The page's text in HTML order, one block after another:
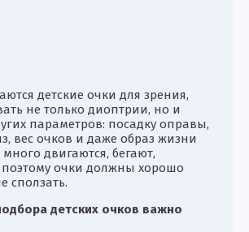
детские очки для зрения,
не только диоптрии, но и
параметров: посадку оправы,
вес очков и даже образ жизни
двигаются, бегают,
поэтому очки должны хорошо
сползать.
детских очков важно